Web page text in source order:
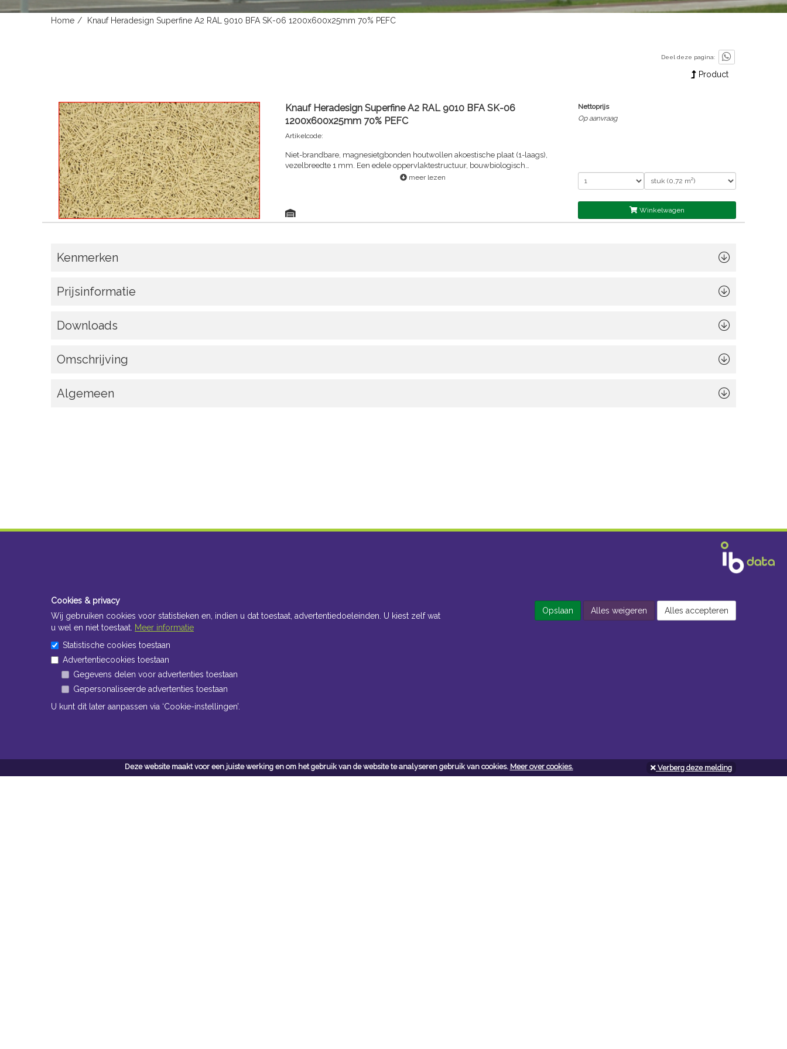
Deze website maakt voor een juiste werking en om het gebruik van de website te analyseren gebruik van cookies. Meer over cookies. Verberg deze melding
Home Knauf Heradesign Superfine A2 RAL 9010 BFA SK-06 1200x600x25mm 70% PEFC
Deel deze pagina:
Product
Knauf Heradesign Superfine A2 RAL 9010 BFA SK-06
1200x600x25mm 70% PEFC
Artikelcode:
Niet-brandbare, magnesietgbonden houtwollen akoestische plaat (1-laags),
vezelbreedte 1 mm. Een edele oppervlaktestructuur, bouwbiologisch
meer lezen
Nettoprijs
Op aanvraag
Winkelwagen
Kenmerken
Prijsinformatie
Downloads
Omschrijving
Algemeen
Cookies & privacy
Wij gebruiken cookies voor statistieken en, indien u dat toestaat, advertentiedoeleinden. U kiest zelf wat
u wel en niet toestaat. Meer informatie
Statistische cookies toestaan
Advertentiecookies toestaan
Gegevens delen voor advertenties toestaan
Gepersonaliseerde advertenties toestaan
U kunt dit later aanpassen via ‘Cookie-instellingen’.
Opslaan Alles weigeren Alles accepteren